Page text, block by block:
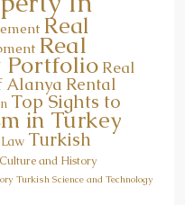
Real
Real
Portfolio Real
Alanya Rental
Top Sights to
in Turkey
Turkish
and History
Turkish Science and Technology